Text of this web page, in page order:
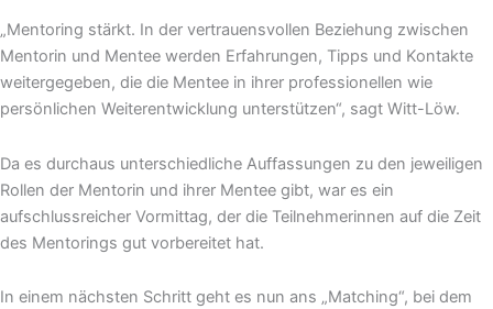
„Mentoring stärkt. In der vertrauensvollen Beziehung zwischen
Mentorin und Mentee werden Erfahrungen, Tipps und Kontakte
weitergegeben, die die Mentee in ihrer professionellen wie
persönlichen Weiterentwicklung unterstützen“, sagt Witt-Löw.
Da es durchaus unterschiedliche Auffassungen zu den jeweiligen
Rollen der Mentorin und ihrer Mentee gibt, war es ein
aufschlussreicher Vormittag, der die Teilnehmerinnen auf die Zeit
des Mentorings gut vorbereitet hat.
In einem nächsten Schritt geht es nun ans „Matching“, bei dem